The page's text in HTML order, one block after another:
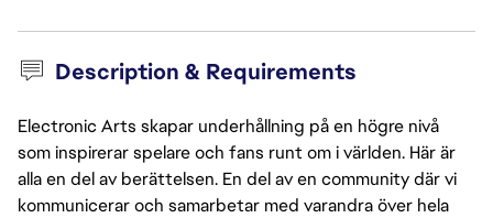
Description & Requirements
Electronic Arts skapar underhållning på en högre nivå
som inspirerar spelare och fans runt om i världen. Här är
alla en del av berättelsen. En del av en community där vi
kommunicerar och samarbetar med varandra över hela